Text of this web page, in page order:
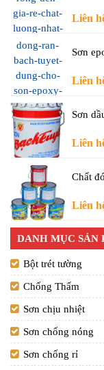
Liên
Sơn
Liên
Sơn
Liên
Chất
Liên
DANH MỤC SẢN
Bột trét tường
Chống Thấm
Sơn chịu nhiệt
Sơn chống nóng
Sơn chống rỉ